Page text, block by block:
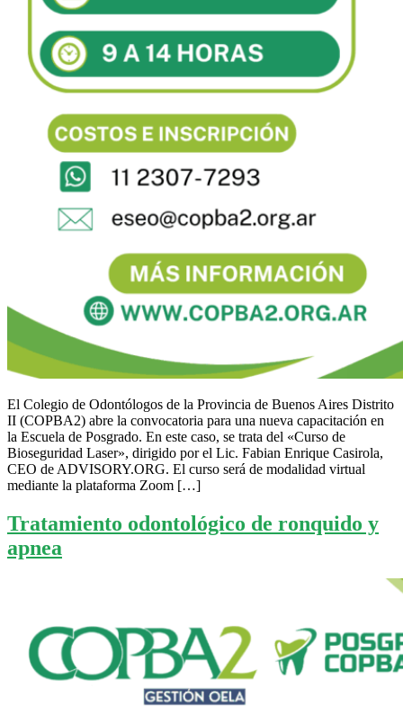
El Colegio de Odontólogos de la Provincia de Buenos Aires Distrito
II (COPBA2) abre la convocatoria para una nueva capacitación en
la Escuela de Posgrado. En este caso, se trata del «Curso de
Bioseguridad Laser», dirigido por el Lic. Fabian Enrique Casirola,
CEO de ADVISORY.ORG. El curso será de modalidad virtual
mediante la plataforma Zoom […]
Tratamiento odontológico de ronquido y
apnea